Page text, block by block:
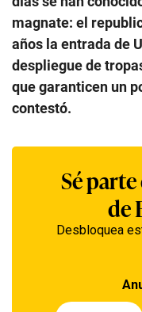
magnate: el
años la entrada de
despliegue de
que garanticen un
contestó.